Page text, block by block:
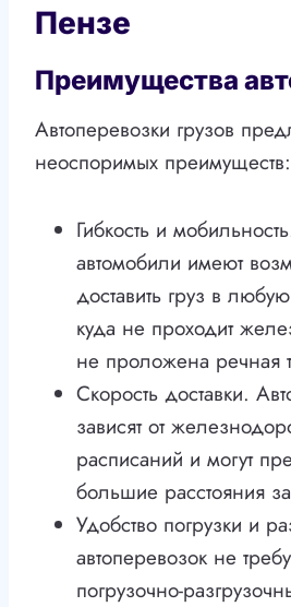
Пензе
Преимущества
Автоперевозки грузов
неоспоримых преимуществ:
Гибкость и
автомобили имеют
доставить груз в
куда не проходит
не проложена речная
Скорость доставки.
зависят от
расписаний и могут
большие расстояния
Удобство погрузки и
автоперевозок не
погрузочно-